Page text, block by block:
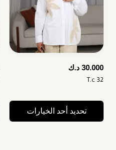
30.000 د.ك
T.c 32
تحديد أحد الخيارات